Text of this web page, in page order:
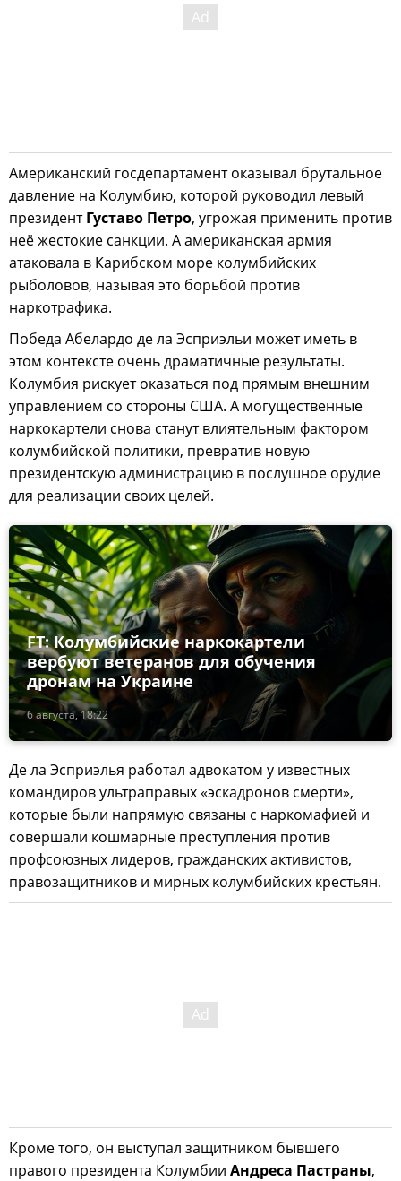
Американский госдепартамент оказывал брутальное
давление на Колумбию, которой руководил левый
президентГуставо Петро, угрожая применить против
неё жестокие санкции. А американская армия
атаковала в Карибском море колумбийских
рыболовов, называя это борьбой против
наркотрафика.
Победа Абелардо де ла Эсприэльи может иметь в
этом контексте очень драматичные результаты.
Колумбия рискует оказаться под прямым внешним
управлением со стороны США. А могущественные
наркокартели снова станут влиятельным фактором
колумбийской политики, превратив новую
президентскую администрацию в послушное орудие
для реализации своих целей.
6 августа, 18:22
FT: Колумбийские наркокартели
вербуют ветеранов для обучения
дронам на Украине
Де ла Эсприэлья работал адвокатом у известных
командиров ультраправых «эскадронов смерти»,
которые были напрямую связаны с наркомафией и
совершали кошмарные преступления против
профсоюзных лидеров, гражданских активистов,
правозащитников и мирных колумбийских крестьян.
Кроме того, он выступал защитником бывшего
правого президента Колумбии Андреса Пастраны,